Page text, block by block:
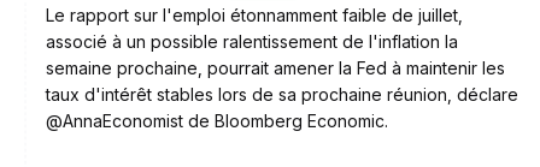
Le rapport sur l'emploi étonnamment faible de juillet,
associé à un possible ralentissement de l'inflation la
semaine prochaine, pourrait amener la Fed à maintenir les
taux d'intérêt stables lors de sa prochaine réunion, déclare
@AnnaEconomist de Bloomberg Economic.